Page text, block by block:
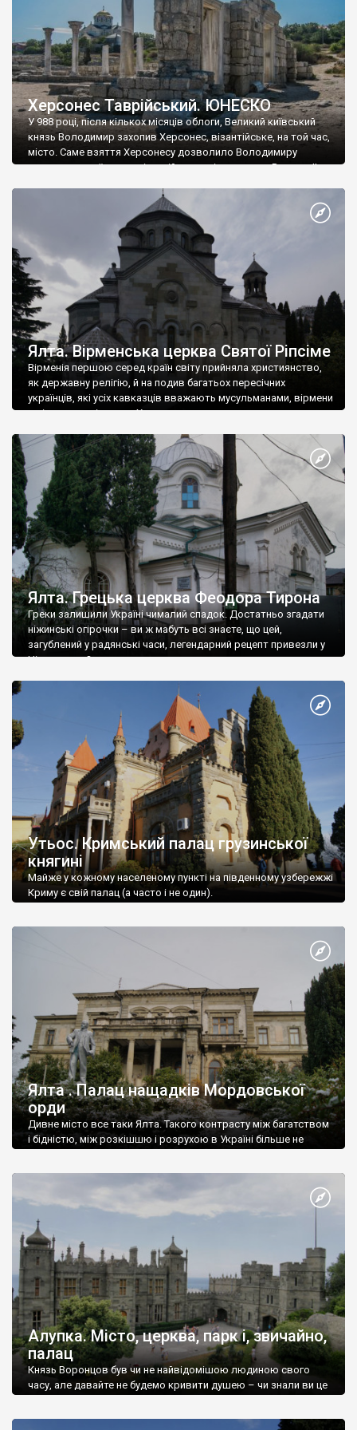
Херсонес Таврійський. ЮНЕСКО
У 988 році, після кількох місяців облоги, Великий київський
князь Володимир захопив Херсонес, візантійське, на той час,
місто. Саме взяття Херсонесу дозволило Володимиру
диктувати свої умови візантійському імператору Василю ІІ, та
Херсонесі Володимир-язичник, став Василем-християнином.
А потім було Хрещення Русі. На честь Херсонесу Таврійського
Ялта. Вірменська церква Святої Ріпсіме
Вірменія першою серед країн світу прийняла християнство,
як державну релігію, й на подив багатьох пересічних
українців, які усіх кавказців вважають мусульманами, вірмени
є відданими вірянами Христа
Ялта. Грецька церква Феодора Тирона
Греки залишили Україні чималий спадок. Достатньо згадати
ніжинські огірочки – ви ж мабуть всі знаєте, що цей,
загублений у радянські часи, легендарний рецепт привезли у
Ніжин греки?
Утьос. Кримський палац грузинської
княгині
Майже у кожному населеному пункті на південному узбережжі
Криму є свій палац (а часто і не один).
Ялта . Палац нащадків Мордовської
орди
Дивне місто все таки Ялта. Такого контрасту між багатством
і бідністю, між розкішшю і розрухою в Україні більше не
Алупка. Місто, церква, парк і, звичайно,
палац
Князь Воронцов був чи не найвідомішою людиною свого
часу, але давайте не будемо кривити душею – чи знали ви це